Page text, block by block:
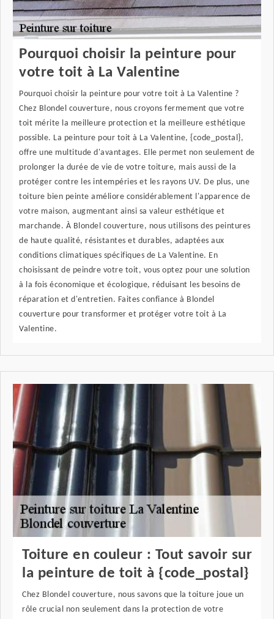
Pourquoi choisir la peinture pour
votre toit à La Valentine
Pourquoi choisir la peinture pour votre toit à La Valentine ?
Chez Blondel couverture, nous croyons fermement que votre
toit mérite la meilleure protection et la meilleure esthétique
possible. La peinture pour toit à La Valentine, {code_postal},
offre une multitude d'avantages. Elle permet non seulement de
prolonger la durée de vie de votre toiture, mais aussi de la
protéger contre les intempéries et les rayons UV. De plus, une
toiture bien peinte améliore considérablement l'apparence de
votre maison, augmentant ainsi sa valeur esthétique et
marchande. À Blondel couverture, nous utilisons des peintures
de haute qualité, résistantes et durables, adaptées aux
conditions climatiques spécifiques de La Valentine. En
choisissant de peindre votre toit, vous optez pour une solution
à la fois économique et écologique, réduisant les besoins de
réparation et d'entretien. Faites confiance à Blondel
couverture pour transformer et protéger votre toit à La
Valentine.
Toiture en couleur : Tout savoir sur
la peinture de toit à {code_postal}
Chez Blondel couverture, nous savons que la toiture joue un
rôle crucial non seulement dans la protection de votre